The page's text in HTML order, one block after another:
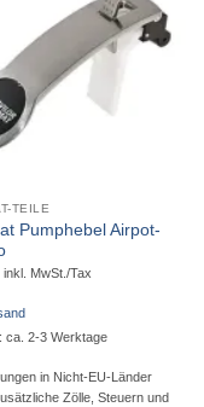
TEILE
Pumphebel Airpot-
inkl. MwSt./Tax
ca. 2-3 Werktage
in Nicht-EU-Länder
Zölle, Steuern und